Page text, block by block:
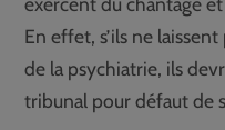
En effet, s’ils ne
de la psychiatrie, ils
tribunal pour défaut de